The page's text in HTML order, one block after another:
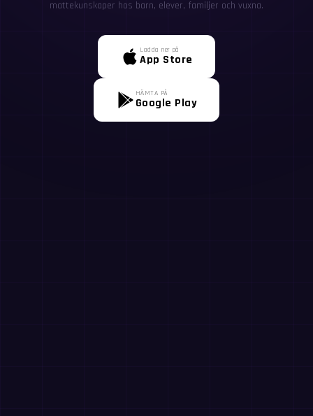
mattekunskaper hos barn, elever, familjer och vuxna.
Ladda ner på
App Store
HÄMTA PÅ
Google Play